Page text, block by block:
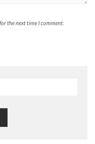
the next time I comment.